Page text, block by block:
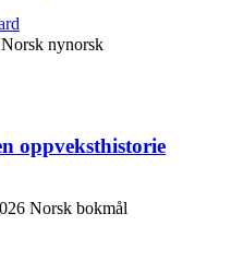
Norsk nynorsk
oppveksthistorie
Norsk bokmål